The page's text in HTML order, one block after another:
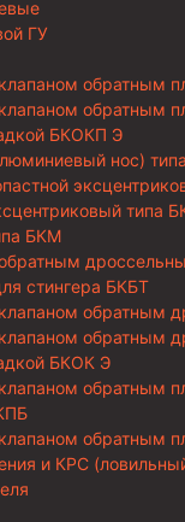
ГУ
обратным
обратным
БКОКП Э
нос)
типа
БКМ
стингера БКБТ
обратным
обратным
БКОК Э
обратным
обратным
и КРС